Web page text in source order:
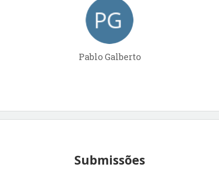
Pablo Galberto
Submissões